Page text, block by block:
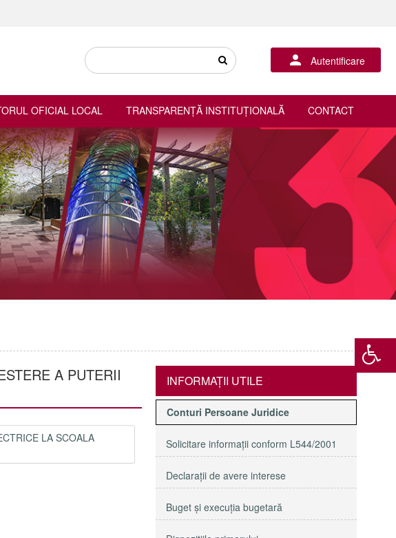
Autentificare
OFICIAL LOCAL TRANSPARENȚĂ INSTITUȚIONALĂ CONTACT
A PUTERII
LA SCOALA
INFORMAŢII UTILE
Conturi Persoane Juridice
Solicitare informaţii conform L544/2001
Declaraţii de avere interese
Buget şi execuţia bugetară